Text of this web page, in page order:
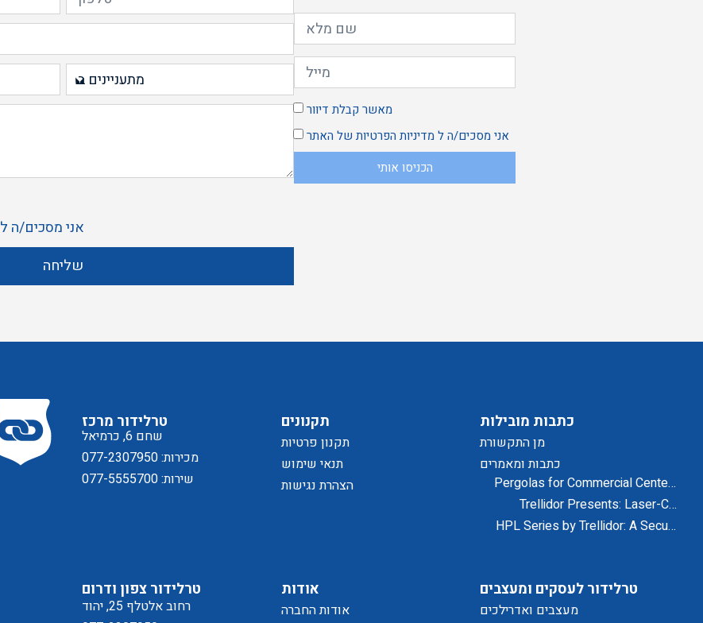
אני מסכים/ה ל
שליחה
מאשר קבלת דיוור
אני מסכים/ה ל מדיניות הפרטיותשל האתר
הכניסו אותי
טרלידור מרכז
שחם 6, כרמיאל
מכירות: 077-2307950
שירות: 077-5555700
תקנונים
תקנון פרטיות
תנאי שימוש
הצהרת נגישות
כתבות מובילות
מן התקשורת
כתבות ומאמרים
Pergolas for Commercial Centers
and Residential Projects
Trellidor Presents: Laser-Cut
Designs for Home Exteriors and
Interiors
HPL Series by Trellidor: A Secure
טרלידור צפון ודרום
רחוב אלטלף 25, יהוד
אודות
אודות החברה
טרלידור לעסקים ומעצבים
מעצבים ואדרילכים